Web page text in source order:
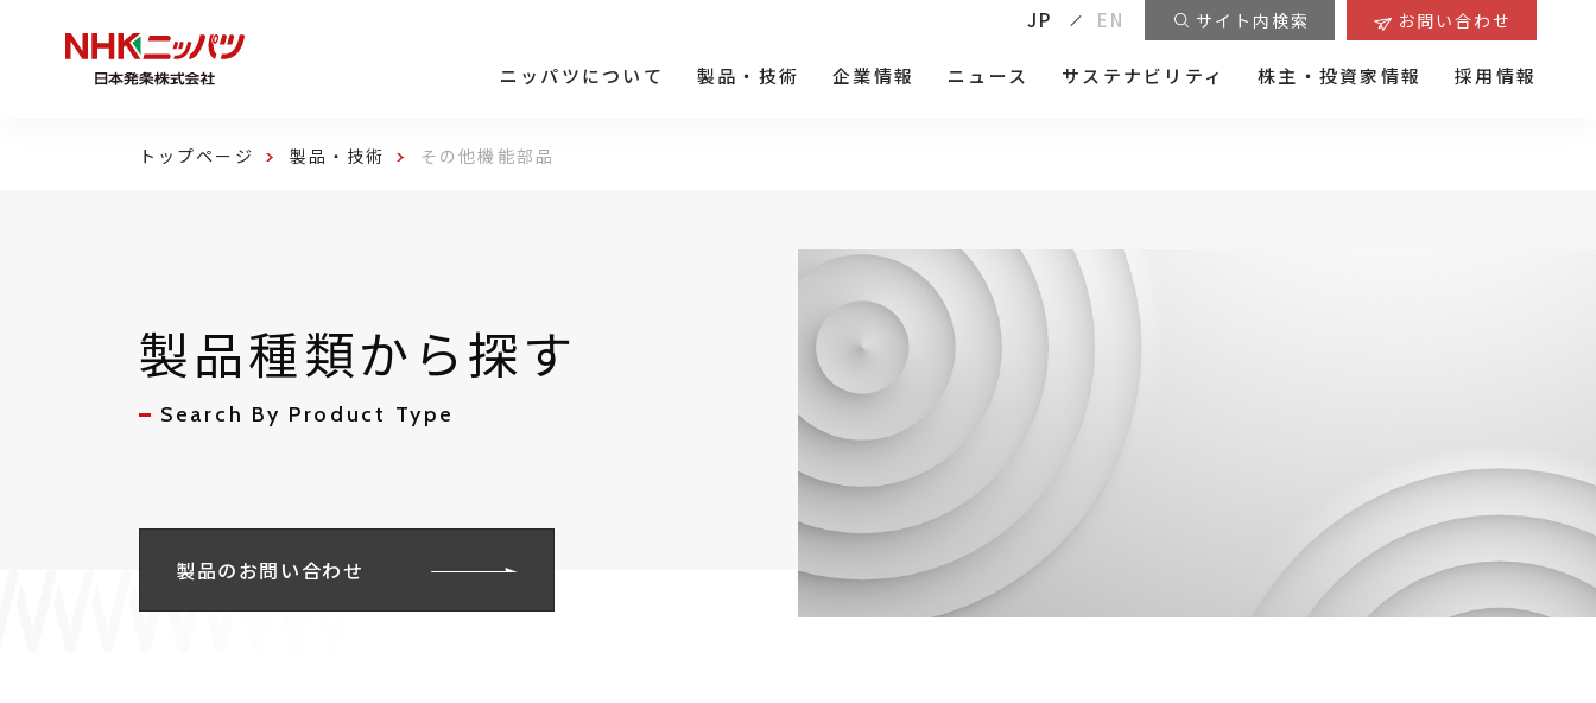
JP EN サイト内検索 お問い合わせ
ニッパツについて 製品・技術 企業情報 ニュース サステナビリティ 株主・投資家情報 採用情報
トップページ 製品・技術 その他機能部品
製品種類から探す
Search By Product Type
製品のお問い合わせ